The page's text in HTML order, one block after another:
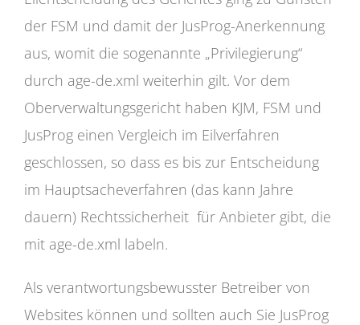
der FSM und damit der JusProg-Anerkennung
aus, womit die sogenannte „Privilegierung“
durch age-de.xml weiterhin gilt. Vor dem
Oberverwaltungsgericht haben KJM, FSM und
JusProg einen Vergleich im Eilverfahren
geschlossen, so dass es bis zur Entscheidung
im Hauptsacheverfahren (das kann Jahre
dauern) Rechtssicherheit für Anbieter gibt, die
mit age-de.xml labeln.
Als verantwortungsbewusster Betreiber von
Websites können und sollten auch Sie JusProg